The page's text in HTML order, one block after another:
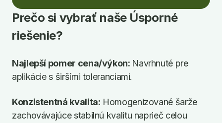
Prečo si vybrať naše Úsporné
riešenie?
Najlepší pomer cena/výkon: Navrhnuté pre
aplikácie s širšími toleranciami.
Konzistentná kvalita: Homogenizované šarže
zachovávajúce stabilnú kvalitu naprieč celou